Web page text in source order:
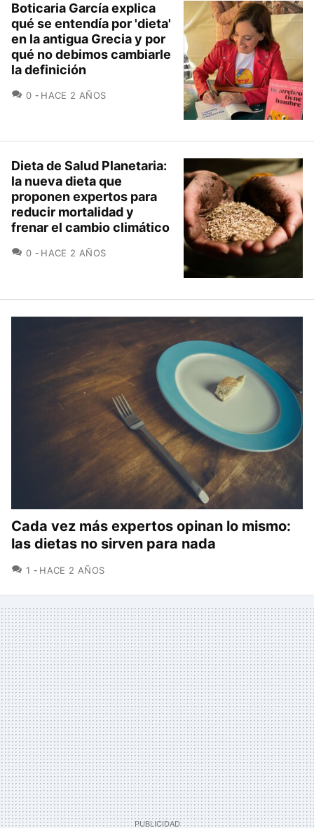
Boticaria García explica
qué se entendía por 'dieta'
en la antigua Grecia y por
qué no debimos cambiarle
la definición
0 COMENTARIOS
HACE 2 AÑOS
Dieta de Salud Planetaria:
la nueva dieta que
proponen expertos para
reducir mortalidad y
frenar el cambio climático
0 COMENTARIOS
HACE 2 AÑOS
Cada vez más expertos opinan lo mismo:
las dietas no sirven para nada
1 COMENTARIOS
HACE 2 AÑOS